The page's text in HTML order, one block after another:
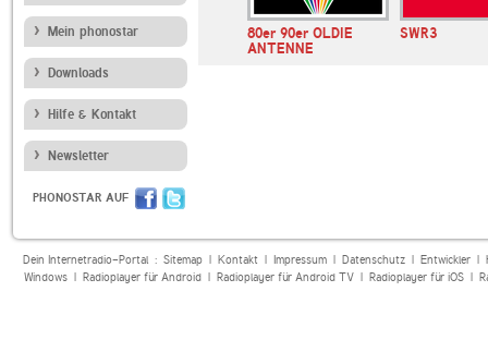
Mein phonostar
Downloads
Hilfe & Kontakt
Newsletter
PHONOSTAR AUF
Ballermann Radio
80er 90er OLDIE
ANTENNE
SWR3
Dein Internetradio-Portal : Sitemap| Kontakt| Impressum| Datenschutz| Entwickler|
Windows| Radioplayer für Android| Radioplayer für Android TV| Radioplayer für iOS|